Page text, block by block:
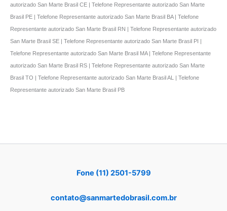
autorizado San Marte Brasil CE | Telefone Representante autorizado San Marte
Brasil PE | Telefone Representante autorizado San Marte Brasil BA | Telefone
Representante autorizado San Marte Brasil RN | Telefone Representante autorizado
San Marte Brasil SE | Telefone Representante autorizado San Marte Brasil PI |
Telefone Representante autorizado San Marte Brasil MA | Telefone Representante
autorizado San Marte Brasil RS | Telefone Representante autorizado San Marte
Brasil TO | Telefone Representante autorizado San Marte Brasil AL | Telefone
Representante autorizado San Marte Brasil PB
Fone (11) 2501-5799
contato@sanmartedobrasil.com.br